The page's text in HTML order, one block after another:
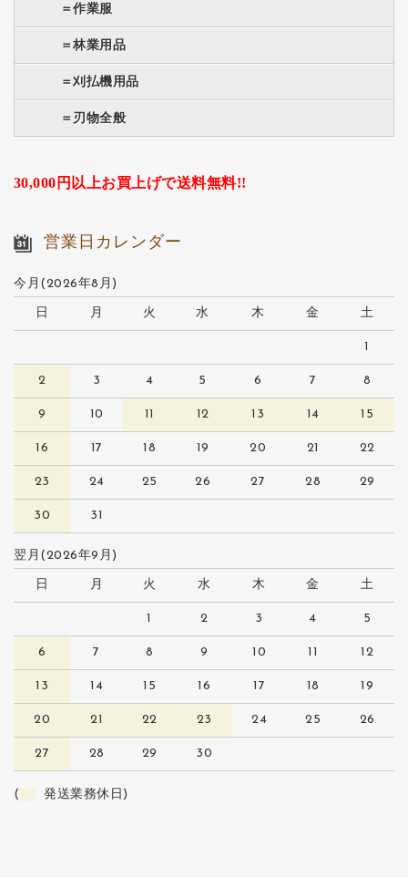
＝作業服
＝林業用品
＝刈払機用品
＝刃物全般
30,000円以上お買上げで送料無料!!
営業日カレンダー
今月(2026年8月)
日 月 火 水 木 金 土
1
2 3 4 5 6 7 8
9 10 11 12 13 14 15
16 17 18 19 20 21 22
23 24 25 26 27 28 29
30 31
翌月(2026年9月)
日 月 火 水 木 金 土
1 2 3 4 5
6 7 8 9 10 11 12
13 14 15 16 17 18 19
20 21 22 23 24 25 26
27 28 29 30
( 発送業務休日)